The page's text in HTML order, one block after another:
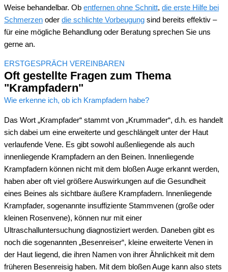
Weise behandelbar. Ob entfernen ohne Schnitt, die erste Hilfe bei
Schmerzen oder die schlichte Vorbeugung sind bereits effektiv –
für eine mögliche Behandlung oder Beratung sprechen Sie uns
gerne an.
ERSTGESPRÄCH VEREINBAREN
Oft gestellte Fragen zum Thema
"Krampfadern"
Wie erkenne ich, ob ich Krampfadern habe?
Das Wort „Krampfader“ stammt von „Krummader“, d.h. es handelt
sich dabei um eine erweiterte und geschlängelt unter der Haut
verlaufende Vene. Es gibt sowohl außenliegende als auch
innenliegende Krampfadern an den Beinen. Innenliegende
Krampfadern können nicht mit dem bloßen Auge erkannt werden,
haben aber oft viel größere Auswirkungen auf die Gesundheit
eines Beines als sichtbare äußere Krampfadern. Innenliegende
Krampfader, sogenannte insuffiziente Stammvenen (große oder
kleinen Rosenvene), können nur mit einer
Ultraschalluntersuchung diagnostiziert werden. Daneben gibt es
noch die sogenannten „Besenreiser“, kleine erweiterte Venen in
der Haut liegend, die ihren Namen von ihrer Ähnlichkeit mit dem
früheren Besenreisig haben. Mit dem bloßen Auge kann also stets